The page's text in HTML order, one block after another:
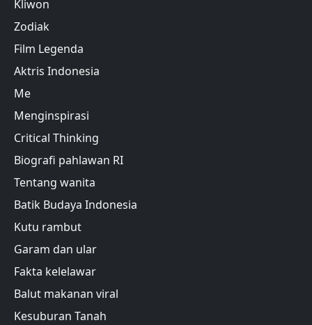
Kliwon
Zodiak
Film Legenda
Aktris Indonesia
Me
Menginspirasi
Critical Thinking
Biografi pahlawan RI
Tentang wanita
Batik Budaya Indonesia
Kutu rambut
Garam dan ular
Fakta kelelawar
Balut makanan viral
Kesuburan Tanah